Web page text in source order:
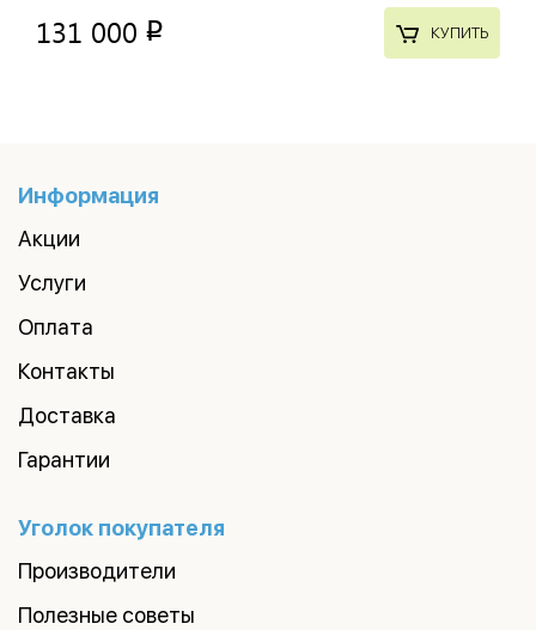
131 000 p КУПИТЬ
Информация
Акции
Услуги
Оплата
Контакты
Доставка
Гарантии
Уголок покупателя
Производители
Полезные советы